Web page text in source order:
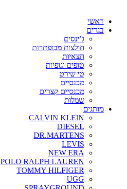
ראשי
בגדים
ג’ינסים
חולצות מכופתרות
חצאיות
טופים וגופיות
טי שירט
מכנסיים
מכנסיים קצרים
שמלות
מותגים
CALVIN KLEIN
DIESEL
DR.MARTENS
LEVIS
NEW ERA
POLO RALPH LAUREN
TOMMY HILFIGER
UGG